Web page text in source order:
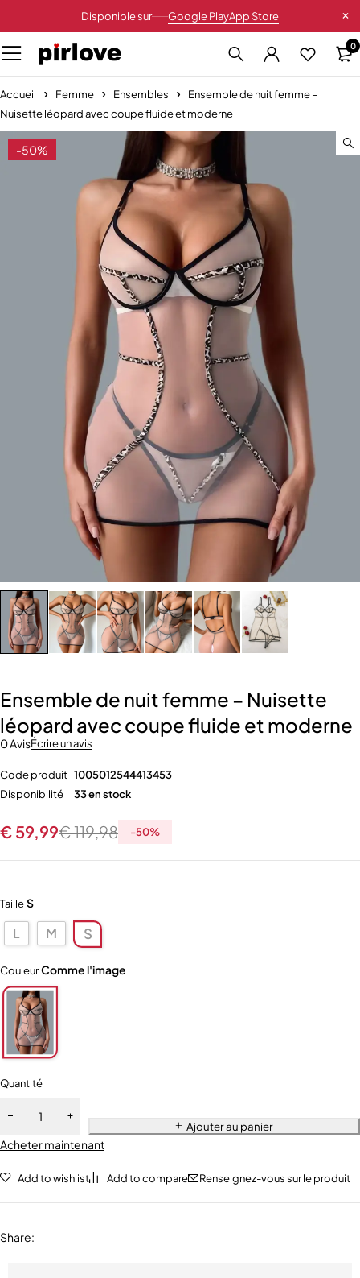
Disponible sur Google PlayApp Store
0
Accueil Femme Ensembles
Ensemble de nuit femme –
Nuisette léopard avec coupe fluide et moderne
-50%
Ensemble de nuit femme – Nuisette
léopard avec coupe fluide et moderne
0 AvisÉcrire un avis
Code produit 1005012544413453
Disponibilité
33 en stock
€119,98
€ 59,99 -50%
TailleS
L M S
CouleurComme l'image
Quantité
Ajouter au panier
Acheter maintenant
Add to wishlist Add to compare Renseignez-vous sur le produit
Share: